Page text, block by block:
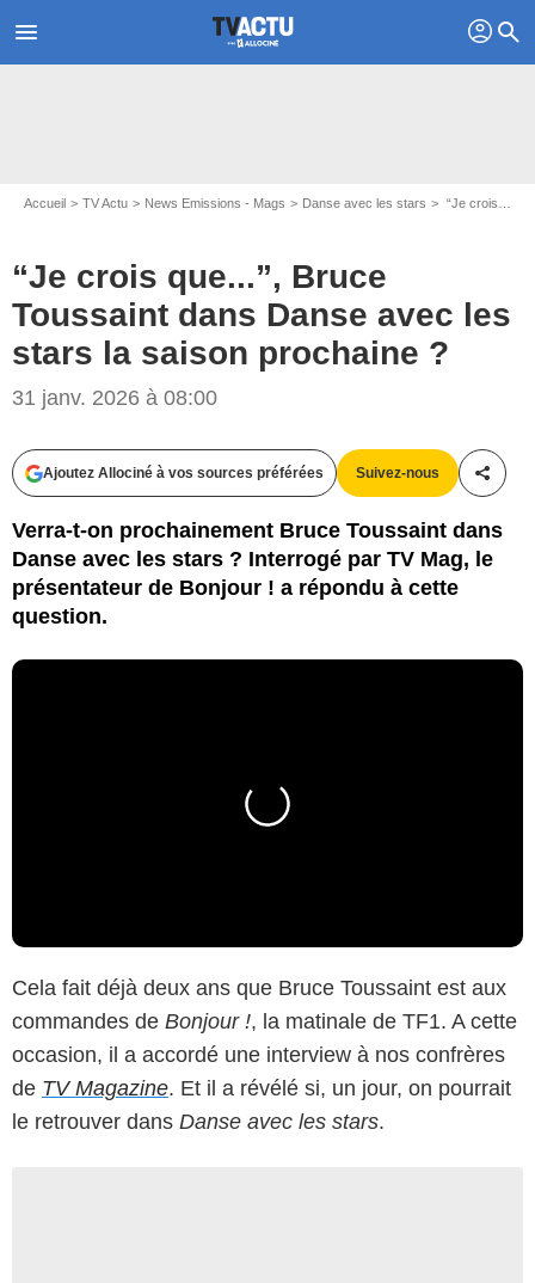
menu profil search
Accueil TV Actu News Emissions - Mags Danse avec les stars “Je crois que...”, Bruce Toussaint dans Danse avec les stars la saison prochaine ?
“Je crois que...”, Bruce
Toussaint dans Danse avec les
stars la saison prochaine ?
31 janv. 2026 à 08:00
Ajoutez Allociné à vos sources préférées Suivez-nous
Verra-t-on prochainement Bruce Toussaint dans
Danse avec les stars ? Interrogé par TV Mag, le
présentateur de Bonjour ! a répondu à cette
question.
Cela fait déjà deux ans que Bruce Toussaint est aux
commandes de Bonjour !, la matinale de TF1. A cette
occasion, il a accordé une interview à nos confrères
de TV Magazine. Et il a révélé si, un jour, on pourrait
le retrouver dans Danse avec les stars.